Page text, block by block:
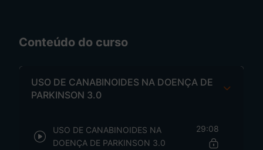
Conteúdo do curso
USO DE CANABINOIDES NA DOENÇA DE
PARKINSON 3.0
USO DE CANABINOIDES NA
DOENÇA DE PARKINSON 3.0
29:08